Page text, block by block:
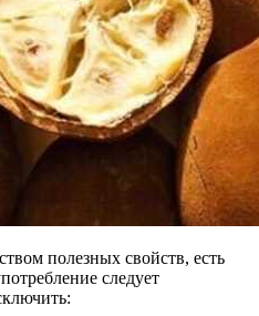
полезных свойств, есть
следует